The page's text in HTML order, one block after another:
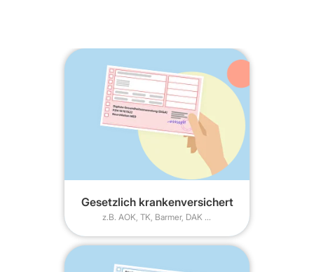
Reichen Sie Ihr Rezept ein
Reichen Sie Ihr Rezept bei Ihrer
Fragen Sie Ihre Ärztin oder Ihren Arzt,
Ihre Psychotherapeutin oder Ihren
Psychotherapeuten nach einer
Verschreibung für NeuroNation MED.
Erhalten Sie Ihr Rezept
2
Rezept ohne Termin
Gesetzlich krankenversichert
z.B. AOK, TK, Barmer, DAK ...